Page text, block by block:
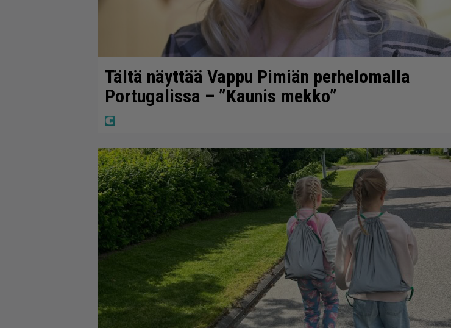
Tältä näyttää Vappu Pimiän perhelomalla
Portugalissa – ”Kaunis mekko”